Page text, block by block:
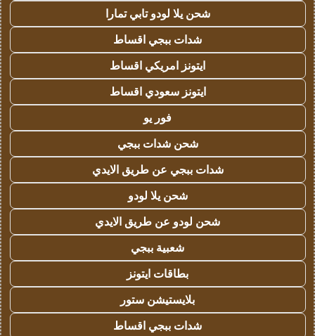
شحن يلا لودو تابي تمارا
شدات ببجي اقساط
ايتونز امريكي اقساط
ايتونز سعودي اقساط
فور يو
شحن شدات ببجي
شدات ببجي عن طريق الايدي
شحن يلا لودو
شحن لودو عن طريق الايدي
شعبية ببجي
بطاقات ايتونز
بلايستيشن ستور
شدات ببجي اقساط